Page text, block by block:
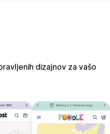
dizajnov za vašo